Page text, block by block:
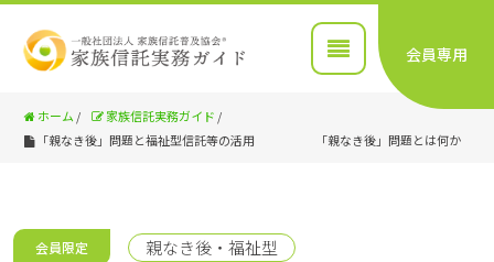
会員専用
ホーム / 家族信託実務ガイド /
「親なき後」問題と福祉型信託等の活用 「親なき後」問題とは何か
会員限定 親なき後・福祉型